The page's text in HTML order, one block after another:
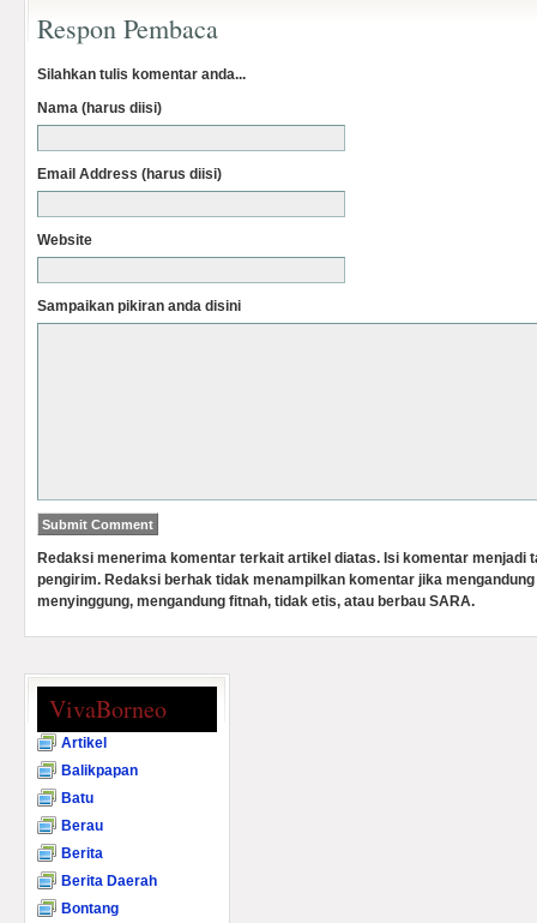
Respon Pembaca
Silahkan tulis komentar anda...
Nama (harus diisi)
Email Address (harus diisi)
Website
Sampaikan pikiran anda disini
Redaksi menerima komentar terkait artikel diatas. Isi komentar menjadi
pengirim. Redaksi berhak tidak menampilkan komentar jika
menyinggung, mengandung fitnah, tidak etis, atau berbau SARA.
VivaBorneo
Artikel
Balikpapan
Batu
Berau
Berita
Berita Daerah
Bontang